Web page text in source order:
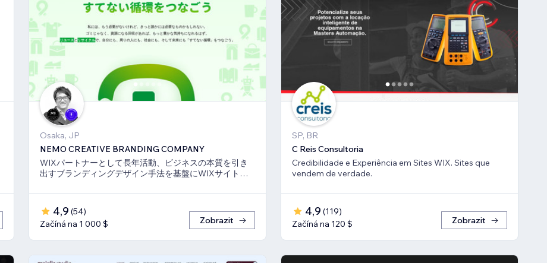
Osaka, JP
NEMO CREATIVE BRANDING COMPANY
WIXパートナーとして長年活動、ビジネスの本質を引き
出すブランディングデザイン手法を基盤にWIXサイト・
4,9 (54)
Začíná na 1 000 $
Zobrazit
SP, BR
C Reis Consultoria
Credibilidade e Experiência em Sites WIX. Sites que
vendem de verdade.
4,9 (119)
Začíná na 120 $
Zobrazit